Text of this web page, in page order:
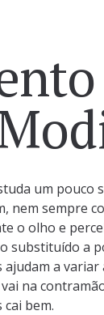
um pouco
nem sempre
o olho e
substituído a
a
na
bem.